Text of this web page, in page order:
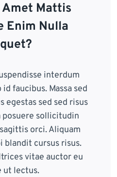
Mattis
Enim Nulla
interdum
faucibus. Massa sed
egestas sed sed risus
sollicitudin
orci. Aliquam
blandit cursus risus.
vitae auctor eu
ut lectus.